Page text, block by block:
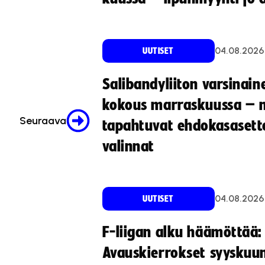
Seuraava
UUTISET 04.08.2026
Salibandyliiton
kokous marraskuussa –
tapahtuvat
valinnat
UUTISET 04.08.2026
F-liigan alku häämöttää:
Avauskierrokset